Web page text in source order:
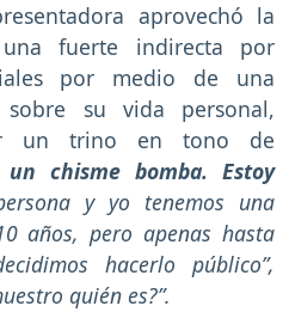
aprovechó la
fuerte indirecta por
por medio de una
sobre su vida personal,
un trino en tono de
un chisme bomba. Estoy
y yo tenemos una
años, pero apenas hasta
hacerlo público”,
quién es?”.